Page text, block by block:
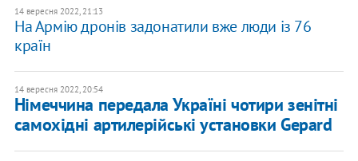
14 вересня 2022, 21:13
На Армію дронів задонатили вже люди із 76
країн
14 вересня 2022, 20:54
Німеччина передала Україні чотири зенітні
самохідні артилерійські установки Gepard